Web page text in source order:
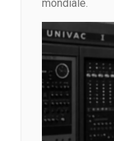
mondiale.